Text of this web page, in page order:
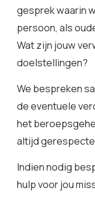
gesprek waarin
persoon, als
Wat zijn jouw
doelstellingen?
We bespreken
de eventuele
het
altijd
Indien nodig
hulp voor jou